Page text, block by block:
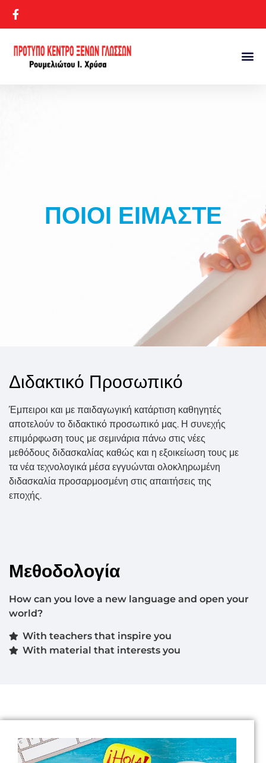
ΠΟΙΟΙ ΕΙΜΑΣΤΕ
Διδακτικό Προσωπικό
Έμπειροι και με παιδαγωγική κατάρτιση καθηγητές
αποτελούν το διδακτικό προσωπικό μας. Η συνεχής
επιμόρφωση τους με σεμινάρια πάνω στις νέες
μεθόδους διδασκαλίας καθώς και η εξοικείωση τους με
τα νέα τεχνολογικά μέσα εγγυώνται ολοκληρωμένη
διδασκαλία προσαρμοσμένη στις απαιτήσεις της
εποχής.
Μεθοδολογία
How can you love a new language and open your
world?
With teachers that inspire you
With material that interests you